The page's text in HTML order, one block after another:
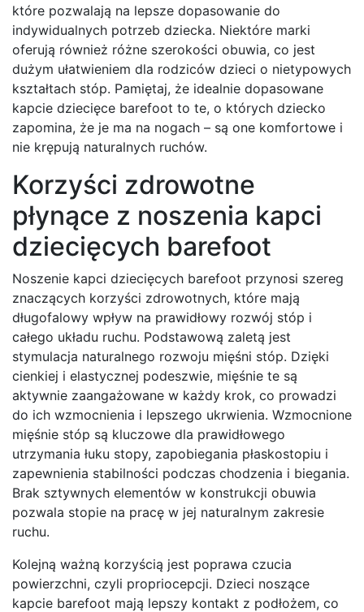
które pozwalają na lepsze dopasowanie do
indywidualnych potrzeb dziecka. Niektóre marki
oferują również różne szerokości obuwia, co jest
dużym ułatwieniem dla rodziców dzieci o nietypowych
kształtach stóp. Pamiętaj, że idealnie dopasowane
kapcie dziecięce barefoot to te, o których dziecko
zapomina, że je ma na nogach – są one komfortowe i
nie krępują naturalnych ruchów.
Korzyści zdrowotne
płynące z noszenia kapci
dziecięcych barefoot
Noszenie kapci dziecięcych barefoot przynosi szereg
znaczących korzyści zdrowotnych, które mają
długofalowy wpływ na prawidłowy rozwój stóp i
całego układu ruchu. Podstawową zaletą jest
stymulacja naturalnego rozwoju mięśni stóp. Dzięki
cienkiej i elastycznej podeszwie, mięśnie te są
aktywnie zaangażowane w każdy krok, co prowadzi
do ich wzmocnienia i lepszego ukrwienia. Wzmocnione
mięśnie stóp są kluczowe dla prawidłowego
utrzymania łuku stopy, zapobiegania płaskostopiu i
zapewnienia stabilności podczas chodzenia i biegania.
Brak sztywnych elementów w konstrukcji obuwia
pozwala stopie na pracę w jej naturalnym zakresie
ruchu.
Kolejną ważną korzyścią jest poprawa czucia
powierzchni, czyli propriocepcji. Dzieci noszące
kapcie barefoot mają lepszy kontakt z podłożem, co